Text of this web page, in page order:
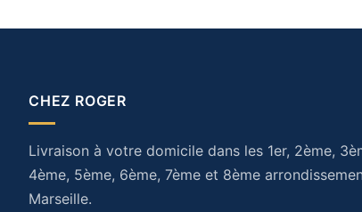
CHEZ ROGER
Livraison à votre domicile dans les 1er, 2ème,
4ème, 5ème, 6ème, 7ème et 8ème
Marseille.